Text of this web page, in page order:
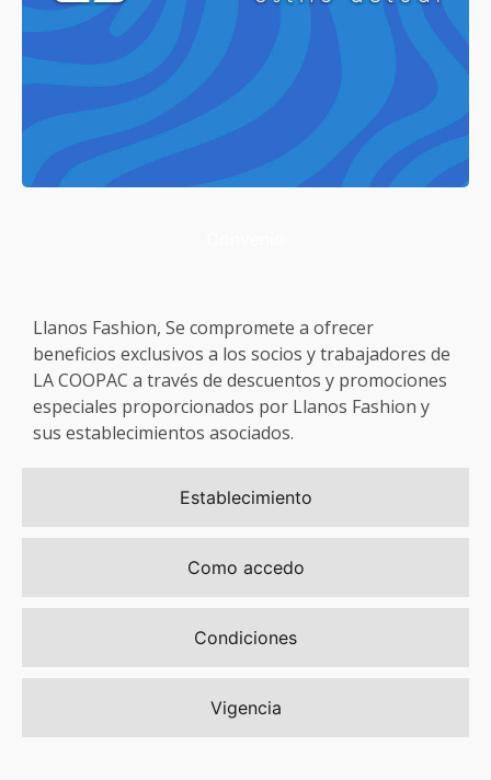
Establecimiento
Como accedo
Condiciones
Vigencia
Llanos Fashion, Se compromete a ofrecer
beneficios exclusivos a los socios y trabajadores de
LA COOPAC a través de descuentos y promociones
especiales proporcionados por Llanos Fashion y
sus establecimientos asociados.